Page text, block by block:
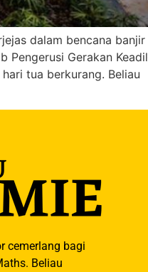
dalam bencana
Pengerusi Gerakan
tua berkurang. Beliau
cemerlang bagi
Beliau